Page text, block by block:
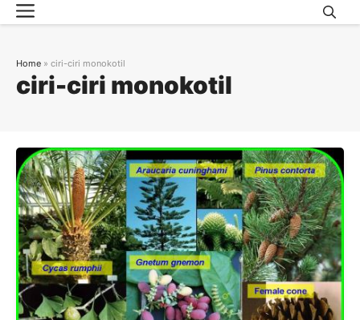
Skip
to
Menu
ciri-ciri monokotil
Home » ciri-ciri monokotil